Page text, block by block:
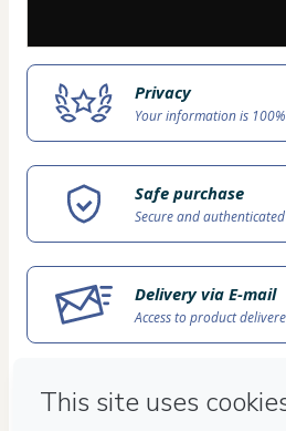
Privacy
Your information is
Safe purchase
Secure and
Delivery via E-mail
Access to product
Approved content